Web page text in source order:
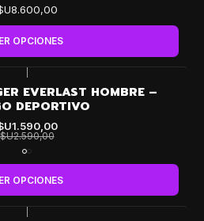
OPCIONES
EVERLAST HOMBRE –
DEPORTIVO
$U2.590,00
OPCIONES